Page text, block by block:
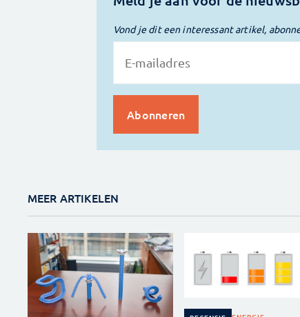
Vond je dit een interessant artikel,
MEER ARTIKELEN